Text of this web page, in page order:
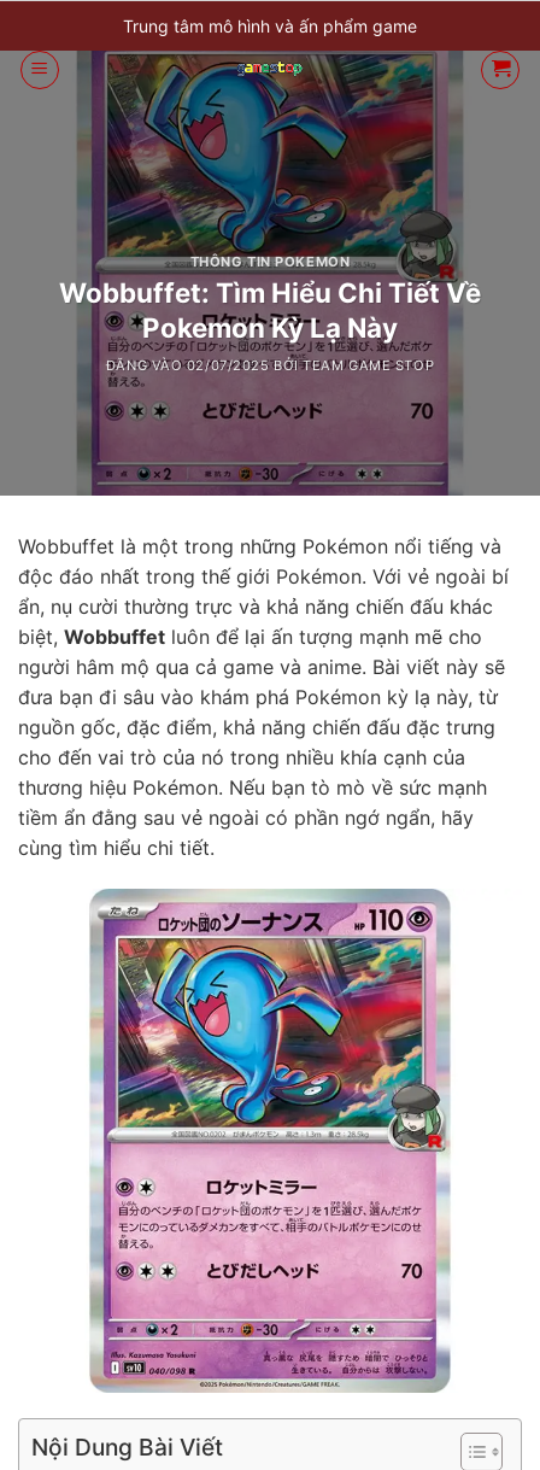
qua
nội
Trung tâm mô hình và ấn phẩm game
THÔNG TIN POKEMON
Wobbuffet: Tìm Hiểu Chi Tiết Về
Pokemon Kỳ Lạ Này
ĐĂNG VÀO02/07/2025 BỞITEAM GAME STOP
Wobbuffet là một trong những Pokémon nổi tiếng và
độc đáo nhất trong thế giới Pokémon. Với vẻ ngoài bí
ẩn, nụ cười thường trực và khả năng chiến đấu khác
biệt, Wobbuffet luôn để lại ấn tượng mạnh mẽ cho
người hâm mộ qua cả game và anime. Bài viết này sẽ
đưa bạn đi sâu vào khám phá Pokémon kỳ lạ này, từ
nguồn gốc, đặc điểm, khả năng chiến đấu đặc trưng
cho đến vai trò của nó trong nhiều khía cạnh của
thương hiệu Pokémon. Nếu bạn tò mò về sức mạnh
tiềm ẩn đằng sau vẻ ngoài có phần ngớ ngẩn, hãy
cùng tìm hiểu chi tiết.
Nội Dung Bài Viết